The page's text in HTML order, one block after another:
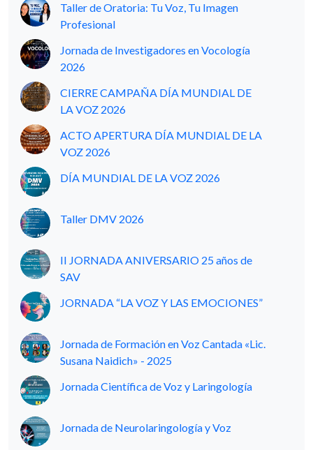
Taller de Oratoria: Tu Voz, Tu Imagen
Profesional
Jornada de Investigadores en Vocología
2026
CIERRE CAMPAÑA DÍA MUNDIAL DE
LA VOZ 2026
ACTO APERTURA DÍA MUNDIAL DE LA
VOZ 2026
DÍA MUNDIAL DE LA VOZ 2026
Taller DMV 2026
II JORNADA ANIVERSARIO 25 años de
SAV
JORNADA “LA VOZ Y LAS EMOCIONES”
Jornada de Formación en Voz Cantada «Lic.
Susana Naidich» - 2025
Jornada Científica de Voz y Laringología
Jornada de Neurolaringología y Voz